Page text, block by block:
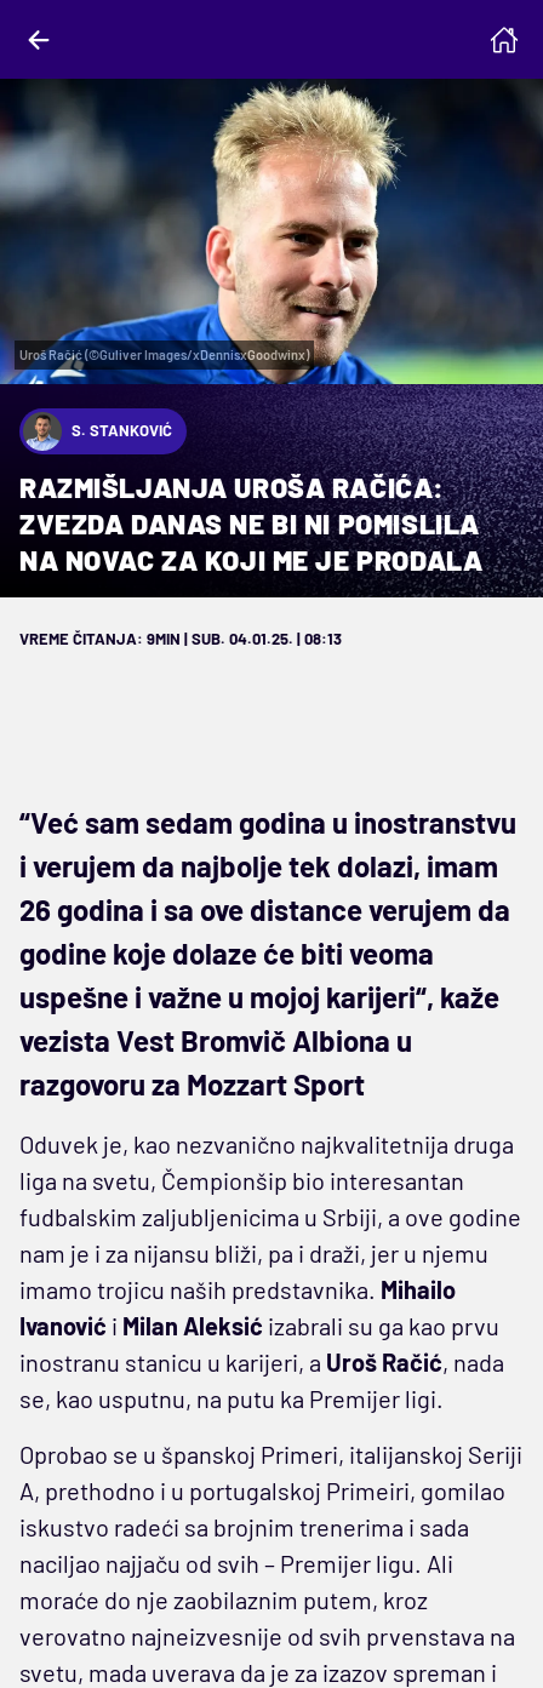
Uroš Račić (©Guliver Images/xDennisxGoodwinx)
S. STANKOVIĆ
RAZMIŠLJANJA UROŠA RAČIĆA:
ZVEZDA DANAS NE BI NI POMISLILA
NA NOVAC ZA KOJI ME JE PRODALA
VREME ČITANJA: 9MIN | SUB. 04.01.25. | 08:13
“Već sam sedam godina u inostranstvu
i verujem da najbolje tek dolazi, imam
26 godina i sa ove distance verujem da
godine koje dolaze će biti veoma
uspešne i važne u mojoj karijeri“, kaže
vezista Vest Bromvič Albiona u
razgovoru za Mozzart Sport
Oduvek je, kao nezvanično najkvalitetnija druga
liga na svetu, Čempionšip bio interesantan
fudbalskim zaljubljenicima u Srbiji, a ove godine
nam je i za nijansu bliži, pa i draži, jer u njemu
imamo trojicu naših predstavnika. Mihailo
Ivanović i Milan Aleksić izabrali su ga kao prvu
inostranu stanicu u karijeri, a Uroš Račić, nada
se, kao usputnu, na putu ka Premijer ligi.
Oprobao se u španskoj Primeri, italijanskoj Seriji
A, prethodno i u portugalskoj Primeiri, gomilao
iskustvo radeći sa brojnim trenerima i sada
naciljao najjaču od svih – Premijer ligu. Ali
moraće do nje zaobilaznim putem, kroz
verovatno najneizvesnije od svih prvenstava na
svetu, mada uverava da je za izazov spreman i